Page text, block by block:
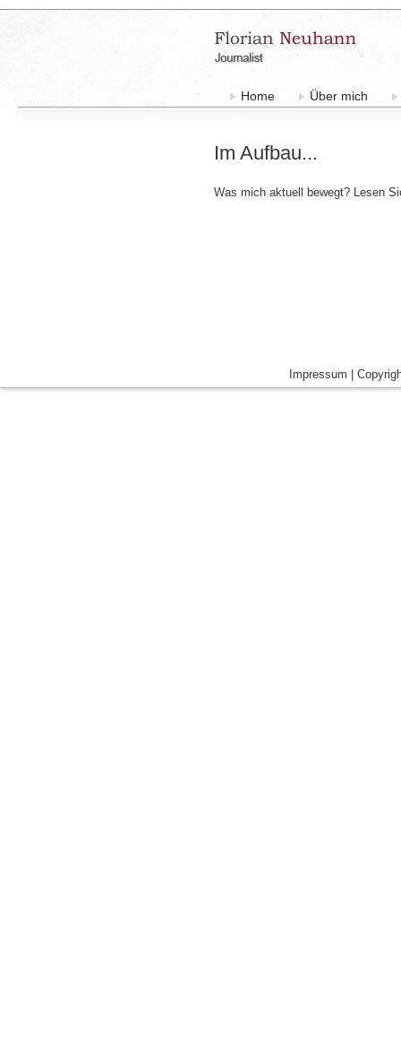
Home Über mich
Im Aufbau...
Was mich aktuell bewegt? Lesen
Impressum